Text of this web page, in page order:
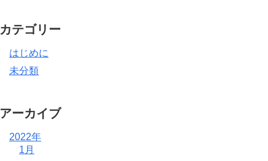
カテゴリー
はじめに
未分類
アーカイブ
2022年
1月